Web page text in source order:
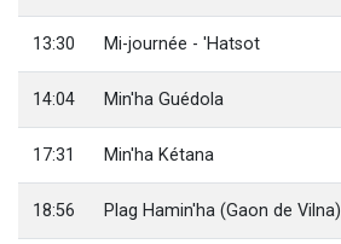
13:30 Mi-journée - 'Hatsot
14:04 Min'ha Guédola
17:31 Min'ha Kétana
18:56 Plag Hamin'ha (Gaon de Vilna)